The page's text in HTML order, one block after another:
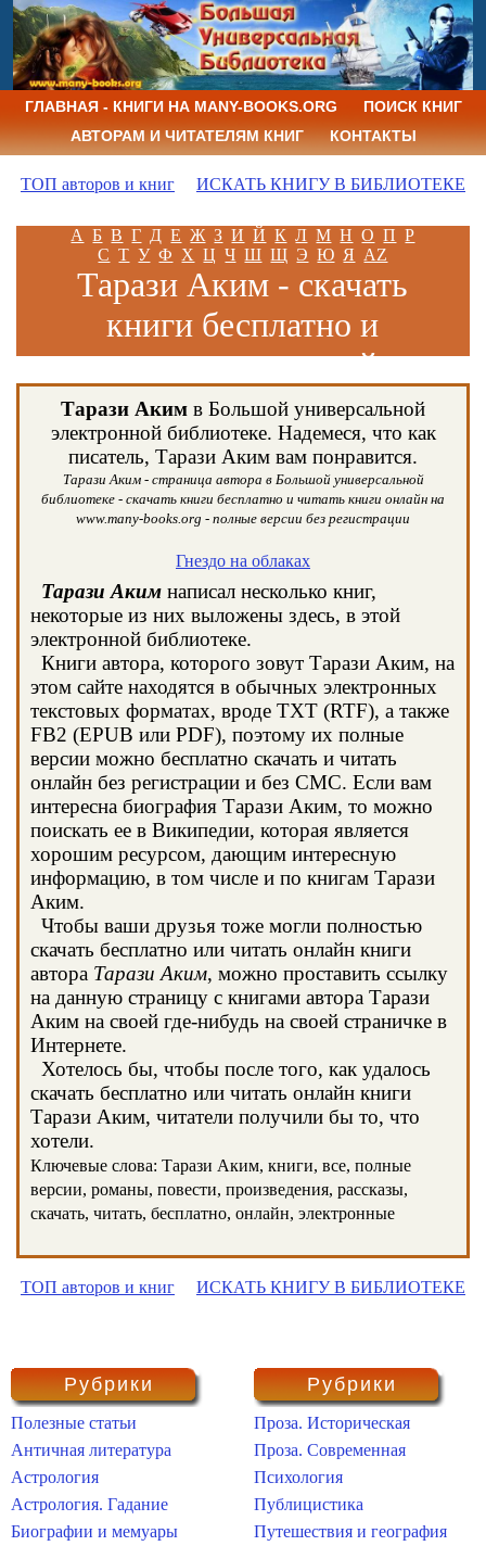
ГЛАВНАЯ - КНИГИ НА MANY-BOOKS.ORG
ПОИСК КНИГ
АВТОРАМ И ЧИТАТЕЛЯМ КНИГ
КОНТАКТЫ
ТОП авторов и книг ИСКАТЬ КНИГУ В БИБЛИОТЕКЕ
А Б В Г Д Е Ж З И Й К Л М Н О П Р
С Т У Ф Х Ц Ч Ш Щ Э Ю Я AZ
Тарази Аким - скачать
книги бесплатно и
читать книги онлайн
Тарази Аким в Большой универсальной
электронной библиотеке. Надемеся, что как
писатель, Тарази Аким вам понравится.
Тарази Аким - страница автора в Большой универсальной
библиотеке - скачать книги бесплатно и читать книги онлайн на
www.many-books.org - полные версии без регистрации
Гнездо на облаках
Тарази Аким написал несколько книг,
некоторые из них выложены здесь, в этой
электронной библиотеке.
Книги автора, которого зовут Тарази Аким, на
этом сайте находятся в обычных электронных
текстовых форматах, вроде TXT (RTF), а также
FB2 (EPUB или PDF), поэтому их полные
версии можно бесплатно скачать и читать
онлайн без регистрации и без СМС. Если вам
интересна биография Тарази Аким, то можно
поискать ее в Википедии, которая является
хорошим ресурсом, дающим интересную
информацию, в том числе и по книгам Тарази
Аким.
Чтобы ваши друзья тоже могли полностью
скачать бесплатно или читать онлайн книги
автора Тарази Аким, можно проставить ссылку
на данную страницу с книгами автора Тарази
Аким на своей где-нибудь на своей страничке в
Интернете.
Хотелось бы, чтобы после того, как удалось
скачать бесплатно или читать онлайн книги
Тарази Аким, читатели получили бы то, что
хотели.
Ключевые слова: Тарази Аким, книги, все, полные
версии, романы, повести, произведения, рассказы,
скачать, читать, бесплатно, онлайн, электронные
ТОП авторов и книг ИСКАТЬ КНИГУ В БИБЛИОТЕКЕ
Рубрики
Полезные статьи
Античная литература
Астрология
Астрология. Гадание
Биографии и мемуары
Рубрики
Проза. Историческая
Проза. Современная
Психология
Публицистика
Путешествия и география